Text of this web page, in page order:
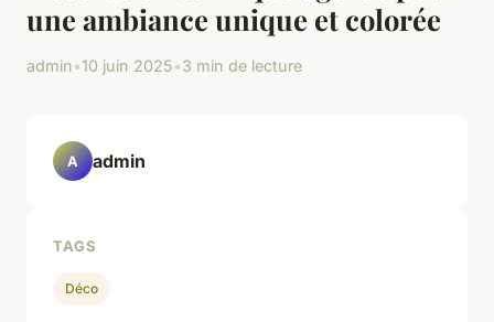
une ambiance unique et colorée
admin•10 juin 2025•3 min de lecture
A admin
TAGS
Déco